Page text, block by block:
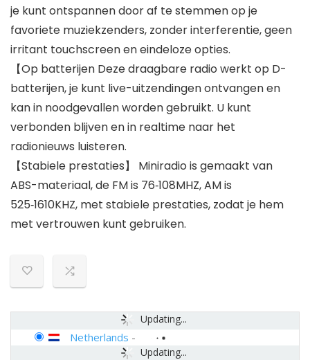
je kunt ontspannen door af te stemmen op je
favoriete muziekzenders, zonder interferentie, geen
irritant touchscreen en eindeloze opties.
【Op batterijen Deze draagbare radio werkt op D-
batterijen, je kunt live-uitzendingen ontvangen en
kan in noodgevallen worden gebruikt. U kunt
verbonden blijven en in realtime naar het
radionieuws luisteren.
【Stabiele prestaties】 Miniradio is gemaakt van
ABS-materiaal, de FM is 76‑108MHZ, AM is
525‑1610KHZ, met stabiele prestaties, zodat je hem
met vertrouwen kunt gebruiken.
Updating...
Updating...
Netherlands -